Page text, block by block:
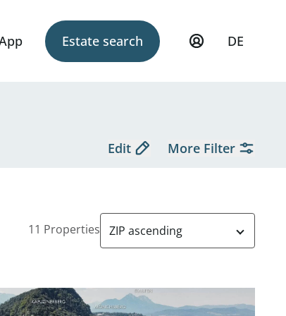
Estate search DE
Edit More Filter
11 Properties ZIP ascending
in 5023 Salzburg - zum Kauf
page An den Mühlen - provisionsfreie 3-Zimmer-